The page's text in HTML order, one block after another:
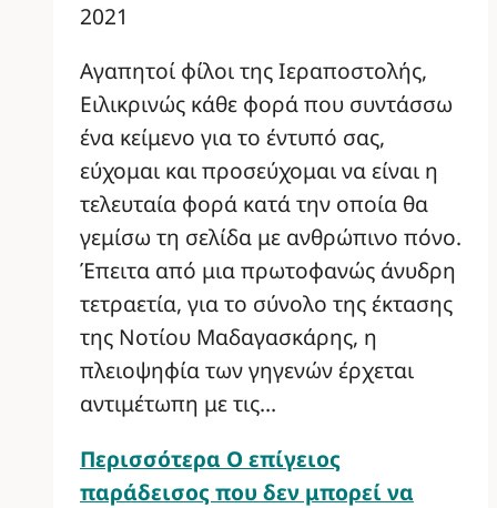
2021
Αγαπητοί φίλοι της Ιεραποστολής,
Ειλικρινώς κάθε φορά που συντάσσω
ένα κείμενο για το έντυπό σας,
εύχομαι και προσεύχομαι να είναι η
τελευταία φορά κατά την οποία θα
γεμίσω τη σελίδα με ανθρώπινο πόνο.
Έπειτα από μια πρωτοφανώς άνυδρη
τετραετία, για το σύνολο της έκτασης
της Νοτίου Μαδαγασκάρης, η
πλειοψηφία των γηγενών έρχεται
αντιμέτωπη με τις…
Περισσότερα Ο επίγειος
παράδεισος που δεν μπορεί να